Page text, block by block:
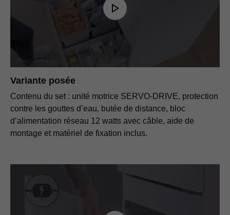
Variante posée
Contenu du set : unité motrice SERVO-DRIVE, protection
contre les gouttes d’eau, butée de distance, bloc
d’alimentation réseau 12 watts avec câble, aide de
montage et matériel de fixation inclus.